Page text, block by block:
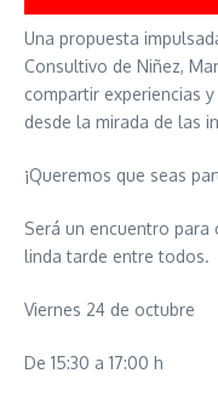
Una propuesta
Consultivo de Niñez,
compartir experiencias
desde la mirada de las
¡Queremos que seas
Será un encuentro para
linda tarde entre todos.
Viernes 24 de octubre
De 15:30 a 17:00 h